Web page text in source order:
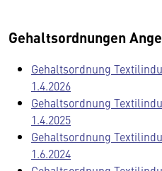
Gehaltsordnungen
Gehaltsordnung
1.4.2026
Gehaltsordnung
1.4.2025
Gehaltsordnung
1.6.2024